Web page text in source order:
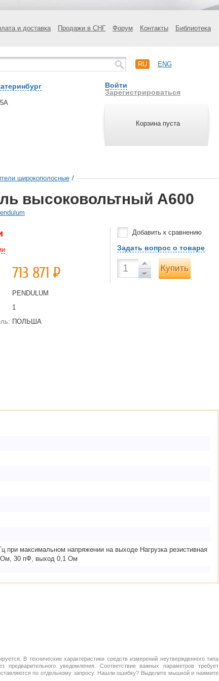
и доставка Продажи в СНГ Форум Контакты Библиотека
RU ENG
Войти
Зарегистрироваться
Корзина пуста
широкополосные /
высоковольтный A600
713 871 Р
PENDULUM
1
ПОЛЬША
Добавить к сравнению
Задать вопрос о товаре
Купить
при максимальном напряжении на выходе Нагрузка резистивная
30 пФ, выход 0,1 Ом
В технические характеристики средств измерений неутвержденного типа
уведомления. Соответствие важных параметров требует
по отдельному запросу. Нашли ошибку? Выделите мышкой и нажмите